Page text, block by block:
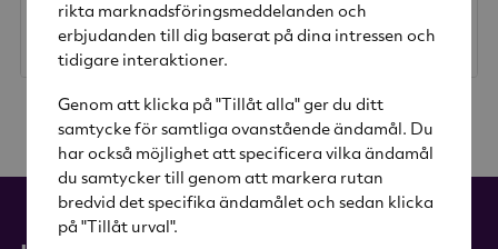
rikta marknadsföringsmeddelanden och
erbjudanden till dig baserat på dina intressen och
tidigare interaktioner.
Genom att klicka på "Tillåt alla" ger du ditt
samtycke för samtliga ovanstående ändamål. Du
har också möjlighet att specificera vilka ändamål
du samtycker till genom att markera rutan
bredvid det specifika ändamålet och sedan klicka
på "Tillåt urval".
168 kr